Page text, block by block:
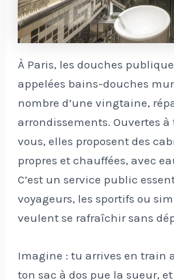
À Paris, les douches
appelées bains-douches
nombre d’une vingtaine,
arrondissements. Ouvertes
vous, elles proposent des
propres et chauffées, avec
C’est un service public
voyageurs, les sportifs ou
veulent se rafraîchir sans
Imagine : tu arrives en train
ton sac à dos pue la sueur,